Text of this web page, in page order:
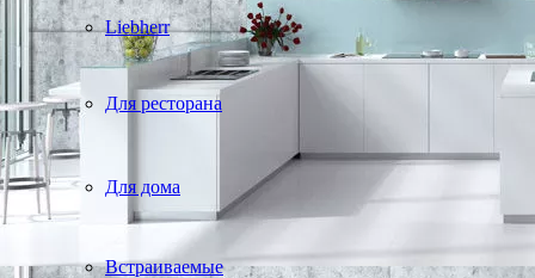
Liebherr
Для ресторана
Для дома
Встраиваемые